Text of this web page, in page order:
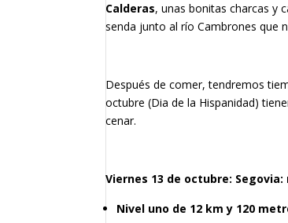
Calderas, unas bonitas charcas y
senda junto al río Cambrones que
Después de comer, tendremos
octubre (Dia de la Hispanidad)
cenar.
Viernes 13 de octubre:
Nivel uno de 12 km y 120